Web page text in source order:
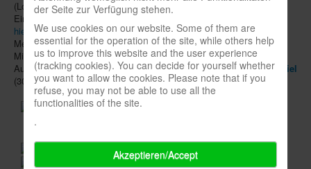
Newsletter
Spieledatenbank
Premium login
Neuheiten-New Games
Köpfe-Heads
Branchen-/Wirtschaftsnews
(Logis) - gegen Michael MenzelmitSpookies
Einzelheiten zu den Nominierten mit Begründungen der Jury gibt es
hier
zu lesen. Gewählt wird der Graf Ludo von einerJuryaus
Medienmenschen, Künstlern und Spielefans, darunter die 6.500
Mitglieder des "Spielernetzwerks". Die Verleihung der beiden
Auszeichnungen findet am ersten Tag der Messemodell-hobby-spiel
(30.9.-3.10.) statt.
der Seite zur Verfügung stehen.
We use cookies on our website. Some of them are
essential for the operation of the site, while others help
us to improve this website and the user experience
(tracking cookies). You can decide for yourself whether
you want to allow the cookies. Please note that if you
refuse, you may not be able to use all the
functionalities of the site.
.
Akzeptieren/Accept